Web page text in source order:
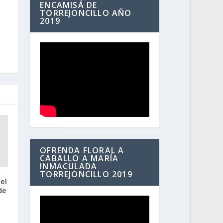
ENCAMISÁ DE
TORREJONCILLO AÑO
2019
OFRENDA FLORAL A
CABALLO A MARÍA
INMACULADA
TORREJONCILLO 2019